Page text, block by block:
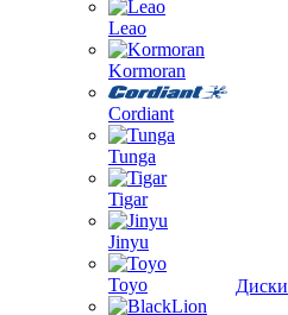
Leao
Kormoran
Cordiant
Tunga
Tigar
Jinyu
Toyo
Диски